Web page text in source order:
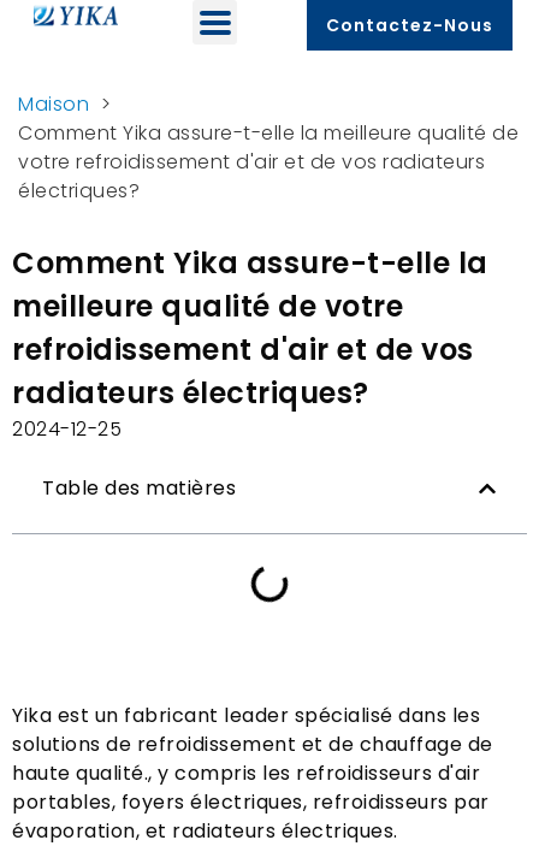
Contactez-Nous
Maison >
Comment Yika assure-t-elle la meilleure qualité de
votre refroidissement d'air et de vos radiateurs
électriques?
Comment Yika assure-t-elle la
meilleure qualité de votre
refroidissement d'air et de vos
radiateurs électriques?
2024-12-25
Table des matières
Yika est un fabricant leader spécialisé dans les
solutions de refroidissement et de chauffage de
haute qualité., y compris les refroidisseurs d'air
portables, foyers électriques, refroidisseurs par
évaporation, et radiateurs électriques.